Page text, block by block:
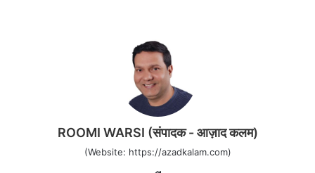
ROOMI WARSI (संपादक - आज़ाद कलम)
(Website: https://azadkalam.com)